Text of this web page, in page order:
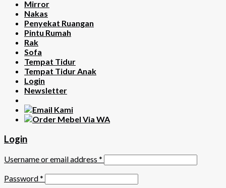
Mirror
Nakas
Penyekat Ruangan
Pintu Rumah
Rak
Sofa
Tempat Tidur
Tempat Tidur Anak
Login
Newsletter
Login
Username or email address *
Password*